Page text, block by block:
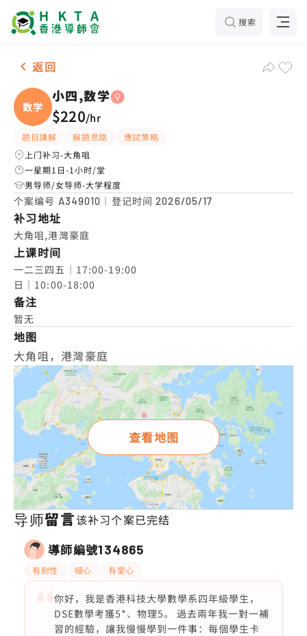
搜索
女-1名 小四,数学，大角咀 补习推介
返回
数学
小四,数学
$220/hr
題目講解 解題思路
應試策略
上门补习-大角咀
一星期1日-1小时/堂
男导师/女导师-大学程度
个案编号 A349010 ｜登记时间2026/05/17
补习地址
大角咀,港灣豪庭
上课时间
一二三四五｜17:00-19:00
日｜10:00-18:00
备注
暂无
地图
大角咀，港灣豪庭
查看地图
导师留言该补习个案已完结
導師編號134865
有耐性 細心 有愛心
你好，我是香港科技大學數學系四年級學生，
DSE數學考獲5*、物理5。 過去兩年我一對一補
習的經驗，讓我慢慢學到一件事：每個學生卡